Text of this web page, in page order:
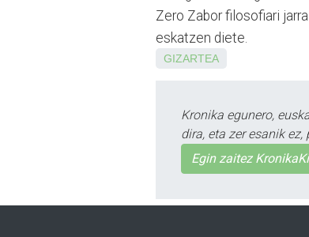
Zero Zabor filosofiari
eskatzen diete.
GIZARTEA
Kronika egunero,
dira, eta zer esanik
Egin zaitez